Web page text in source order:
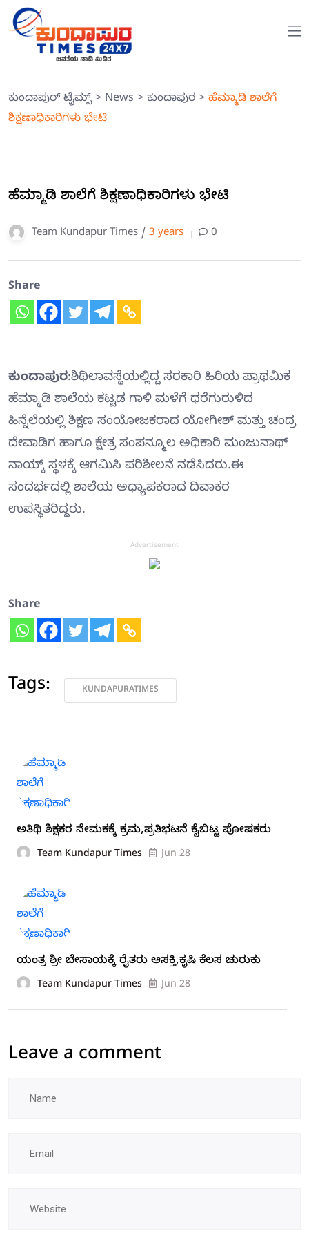
ಕುಂದಾಪುರ್ ಟೈಮ್ಸ್> News > ಕುಂದಾಪುರ > ಹೆಮ್ಮಾಡಿ ಶಾಲೆಗೆ
ಶಿಕ್ಷಣಾಧಿಕಾರಿಗಳು ಭೇಟಿ
ಹೆಮ್ಮಾಡಿ ಶಾಲೆಗೆ ಶಿಕ್ಷಣಾಧಿಕಾರಿಗಳು ಭೇಟಿ
Team Kundapur Times / 3 years 0
Share
ಕುಂದಾಪುರ:ಶಿಥಿಲಾವಸ್ಥೆಯಲ್ಲಿದ್ದ ಸರಕಾರಿ ಹಿರಿಯ ಪ್ರಾಥಮಿಕ
ಹೆಮ್ಮಾಡಿ ಶಾಲೆಯ ಕಟ್ಟಡ ಗಾಳಿ ಮಳೆಗೆ ಧರೆಗುರುಳಿದ
ಹಿನ್ನೆಲೆಯಲ್ಲಿ ಶಿಕ್ಷಣ ಸಂಯೋಜಕರಾದ ಯೋಗೀಶ್ ಮತ್ತು ಚಂದ್ರ
ದೇವಾಡಿಗ ಹಾಗೂ ಕ್ಷೇತ್ರ ಸಂಪನ್ಮೂಲ ಅಧಿಕಾರಿ ಮಂಜುನಾಥ್
ನಾಯ್ಕ್ ಸ್ಥಳಕ್ಕೆ ಆಗಮಿಸಿ ಪರಿಶೀಲನೆ ನಡೆಸಿದರು.ಈ
ಸಂದರ್ಭದಲ್ಲಿ ಶಾಲೆಯ ಅಧ್ಯಾಪಕರಾದ ದಿವಾಕರ
ಉಪಸ್ಥಿತರಿದ್ದರು.
Advertisement
Share
Tags: KUNDAPURATIMES
ಅತಿಥಿ ಶಿಕ್ಷಕರ ನೇಮಕಕ್ಕೆ ಕ್ರಮ,ಪ್ರತಿಭಟನೆ ಕೈಬಿಟ್ಟ ಪೋಷಕರು
Team Kundapur Times Jun 28
ಯಂತ್ರ ಶ್ರೀ ಬೇಸಾಯಕ್ಕೆ ರೈತರು ಆಸಕ್ತಿ,ಕೃಷಿ ಕೆಲಸ ಚುರುಕು
Team Kundapur Times Jun 28
Leave a comment